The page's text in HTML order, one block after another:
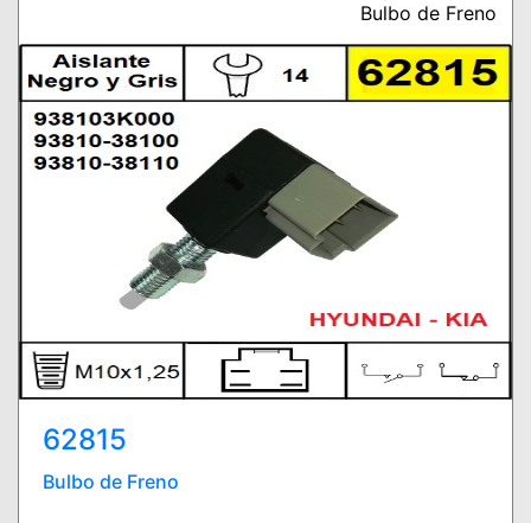
Bulbo de Freno
62815
Bulbo de Freno